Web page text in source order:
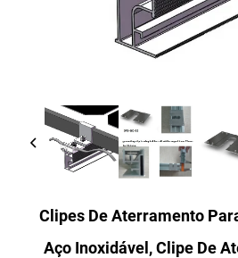
Clipes De Aterramento
Aço Inoxidável, Clipe De